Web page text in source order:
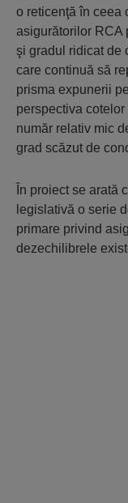
o reticenţă în ceea
asigurătorilor RCA
şi gradul ridicat de
care continuă să
prisma expunerii
perspectiva
număr relativ mic
grad scăzut de
În proiect se arată
legislativă o serie
primare privind
dezechilibrele